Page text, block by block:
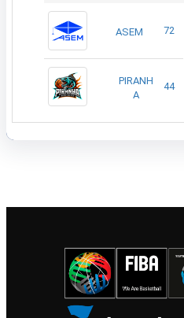
ASEM 72
PIRANH
A
44